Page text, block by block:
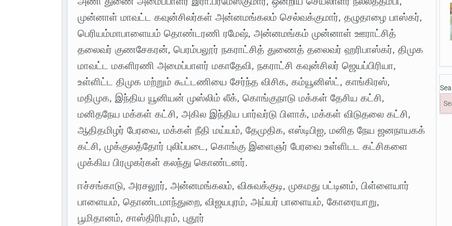
முன்னாள் மாவட்ட கவுன்சிலர்கள் அன்னமங்கலம் செல்வக்குமார், தழுதாழை பாஸ்கர்,
பெரியம்மாபாளையம் தொண்டரணி ரமேஷ், அன்னமங்கம் முன்னாள் ஊராட்சித்
தலைவர் குணசேகரன், பெரம்பலூர் நகராட்சித் துணைத் தலைவர் ஹரிபாஸ்கர், திமுக
மாவட்ட மகளிரணி அமைப்பாளர் மகாதேவி, நகராட்சி கவுன்சிலர் ஜெயப்பிரியா,
உள்ளிட்ட திமுக மற்றும் கூட்டணியை சேர்ந்த விசிக, கம்யூனிஸ்ட், காங்கிரஸ்,
மதிமுக, இந்திய யூனியன் முஸ்லிம் லீக், கொங்குநாடு மக்கள் தேசிய கட்சி,
மனிதநேய மக்கள் கட்சி, அகில இந்திய பார்வர்டு பிளாக், மக்கள் விடுதலை கட்சி,
ஆதிதமிழர் பேரவை, மக்கள் நீதி மய்யம், தேமுதிக, எஸ்டிபிஐ, மனித நேய ஜனநாயகக்
கட்சி, முக்குலத்தோர் புலிப்படை, கொங்கு இளைஞர் பேரவை உள்ளிடட கட்சிகளை
முக்கிய பிரமுகர்கள் கலந்து கொண்டனர்.
ஈச்சங்காடு, அரசலூர், அன்னமங்கலம், விசுவக்குடி, முகமது பட்டினம், பிள்ளையார்
பாளையம், தொண்டமாந்துறை, விஜயபுரம், அய்யர் பாளையம், கோரையாறு,
பூமிதானம், சாஸ்திரிபுரம், புதூர்